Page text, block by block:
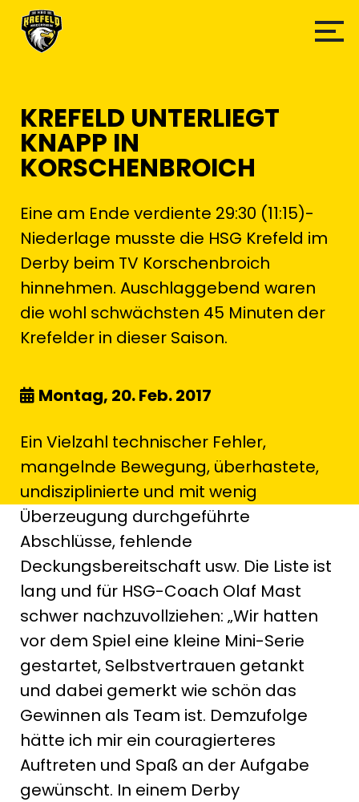
KREFELD UNTERLIEGT
KNAPP IN
KORSCHENBROICH
Eine am Ende verdiente 29:30 (11:15)-
Niederlage musste die HSG Krefeld im
Derby beim TV Korschenbroich
hinnehmen. Auschlaggebend waren
die wohl schwächsten 45 Minuten der
Krefelder in dieser Saison.
Montag, 20. Feb. 2017
Ein Vielzahl technischer Fehler,
mangelnde Bewegung, überhastete,
undisziplinierte und mit wenig
Überzeugung durchgeführte
Abschlüsse, fehlende
Deckungsbereitschaft usw. Die Liste ist
lang und für HSG-Coach Olaf Mast
schwer nachzuvollziehen: „Wir hatten
vor dem Spiel eine kleine Mini-Serie
gestartet, Selbstvertrauen getankt
und dabei gemerkt wie schön das
Gewinnen als Team ist. Demzufolge
hätte ich mir ein couragierteres
Auftreten und Spaß an der Aufgabe
gewünscht. In einem Derby